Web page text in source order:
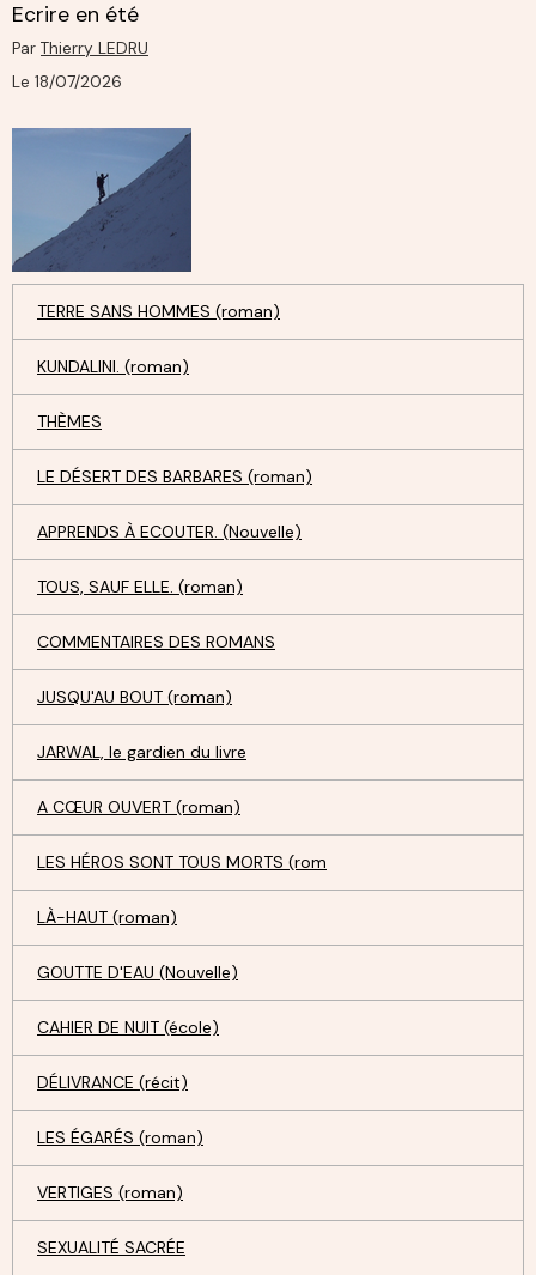
Ecrire en été
Par Thierry LEDRU
Le 18/07/2026
TERRE SANS HOMMES (roman)
KUNDALINI. (roman)
THÈMES
LE DÉSERT DES BARBARES (roman)
APPRENDS À ECOUTER. (Nouvelle)
TOUS, SAUF ELLE. (roman)
COMMENTAIRES DES ROMANS
JUSQU'AU BOUT (roman)
JARWAL, le gardien du livre
A CŒUR OUVERT (roman)
LES HÉROS SONT TOUS MORTS (rom
LÀ-HAUT (roman)
GOUTTE D'EAU (Nouvelle)
CAHIER DE NUIT (école)
DÉLIVRANCE (récit)
LES ÉGARÉS (roman)
VERTIGES (roman)
SEXUALITÉ SACRÉE